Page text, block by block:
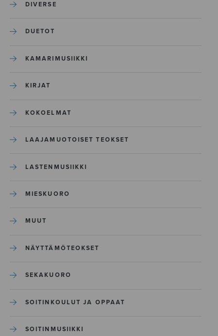
DIVERSE
DUETOT
KAMARIMUSIIKKI
KIRJAT
KOKOELMAT
LAAJAMUOTOISET TEOKSET
LASTENMUSIIKKI
MIESKUORO
MUUT
NÄYTTÄMÖTEOKSET
SEKAKUORO
SOITINKOULUT JA OPPAAT
SOITINMUSIIKKI